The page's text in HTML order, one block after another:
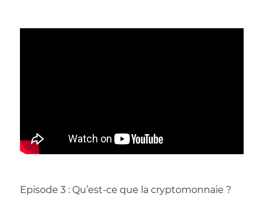
Episode 3 : Qu’est-ce que la cryptomonnaie ?